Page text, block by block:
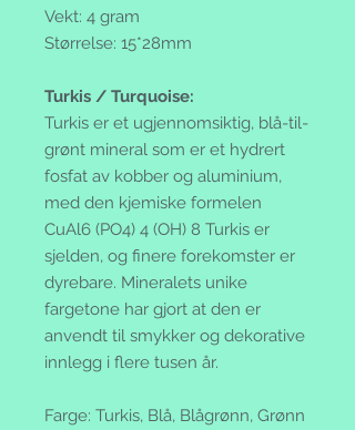
Vekt: 4 gram
Størrelse: 15*28mm
Turkis / Turquoise:
Turkis er et ugjennomsiktig, blå-til-
grønt mineral som er et hydrert
fosfat av kobber og aluminium,
med den kjemiske formelen
CuAl6 (PO4) 4 (OH) 8 Turkis er
sjelden, og finere forekomster er
dyrebare. Mineralets unike
fargetone har gjort at den er
anvendt til smykker og dekorative
innlegg i flere tusen år.
Farge: Turkis, Blå, Blågrønn, Grønn